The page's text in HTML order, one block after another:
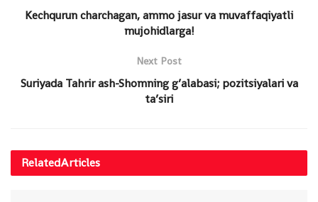
Kechqurun charchagan, ammo jasur va muvaffaqiyatli
mujohidlarga!
Next Post
Suriyada Tahrir ash-Shomning g’alabasi; pozitsiyalari va
ta’siri
RelatedArticles